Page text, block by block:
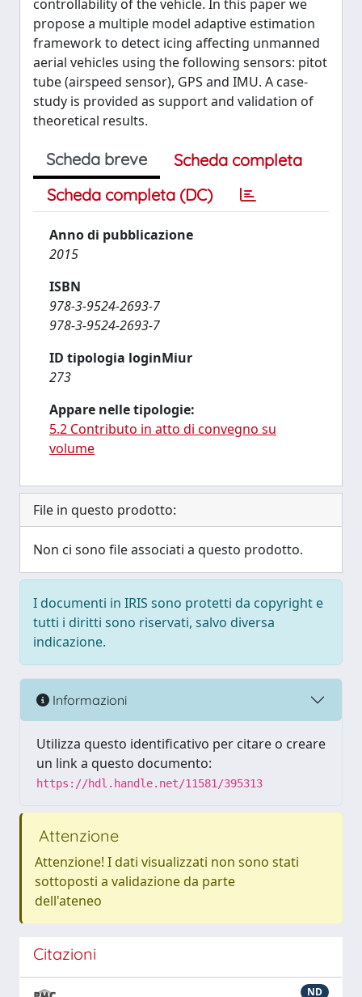
controllability of the vehicle. In this paper we
propose a multiple model adaptive estimation
framework to detect icing affecting unmanned
aerial vehicles using the following sensors: pitot
tube (airspeed sensor), GPS and IMU. A case-
study is provided as support and validation of
theoretical results.
Scheda breve
Scheda completa
Scheda completa (DC)
Anno di pubblicazione
2015
ISBN
978-3-9524-2693-7
978-3-9524-2693-7
ID tipologia loginMiur
273
Appare nelle tipologie:
5.2 Contributo in atto di convegno su
volume
File in questo prodotto:
Non ci sono file associati a questo prodotto.
I documenti in IRIS sono protetti da copyright e
tutti i diritti sono riservati, salvo diversa
indicazione.
Informazioni
Utilizza questo identificativo per citare o creare
un link a questo documento:
https://hdl.handle.net/11581/395313
Attenzione
Attenzione! I dati visualizzati non sono stati
sottoposti a validazione da parte
dell'ateneo
Citazioni
ND